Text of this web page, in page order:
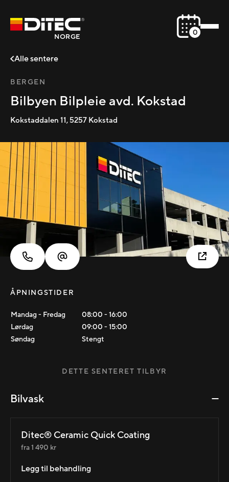
NORGE 0
Alle sentere
BERGEN
Bilbyen Bilpleie avd. Kokstad
Kokstaddalen 11,5257 Kokstad
ÅPNINGSTIDER
Mandag - Fredag 08:00 -16:00
Lørdag
09:00 -15:00
Søndag
Stengt
DETTE SENTERET TILBYR
Bilvask
Ditec® Ceramic Quick Coating
fra 1 490 kr
Legg til behandling